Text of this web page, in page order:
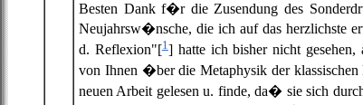
Besten Dank f�r die Zusendung des
Neujahrsw�nsche, die ich auf das herzlichste
d. Reflexion"[1] hatte ich bisher nicht
von Ihnen �ber die Metaphysik der
neuen Arbeit gelesen u. finde, da� sie sich